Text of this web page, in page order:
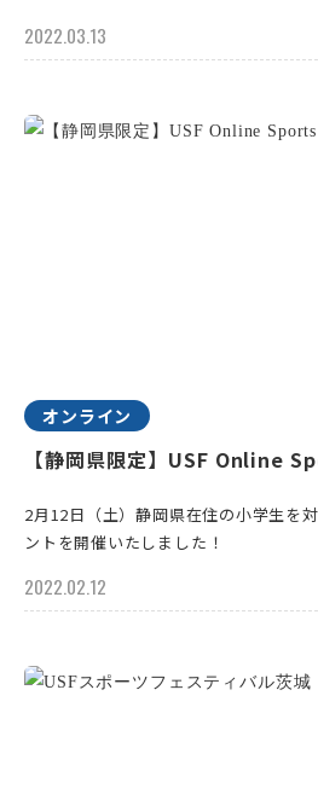
2022.03.13
オンライン
【静岡県限定】USF Online
2月12日（土）静岡県在住の小学生を
ントを開催いたしました！
2022.02.12